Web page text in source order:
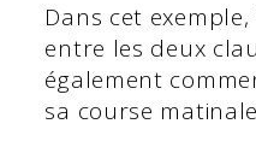
Dans cet
entre les deux
également
sa course